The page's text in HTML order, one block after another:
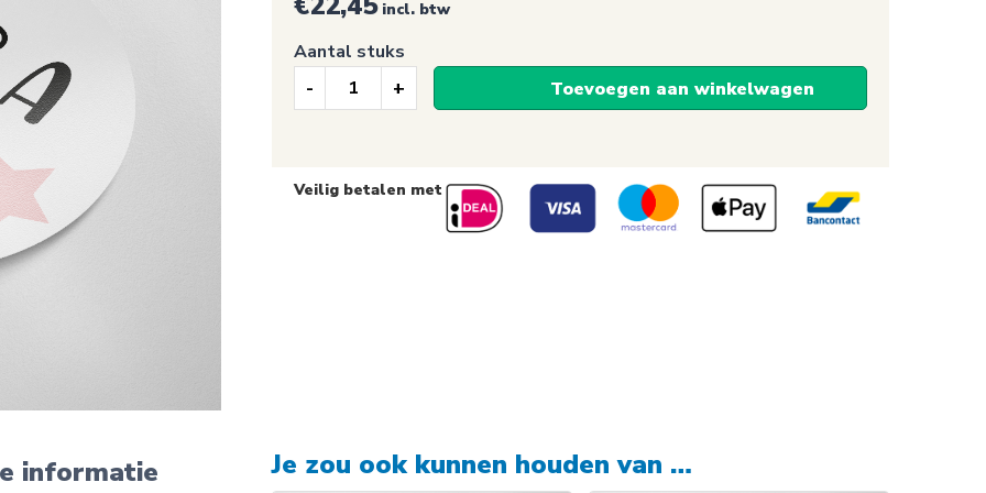
incl. btw
Raamsticker,
a
Aantal stuks
Toevoegen aan winkelwagen
Veilig betalen met
informatie Je zou ook kunnen houden van …